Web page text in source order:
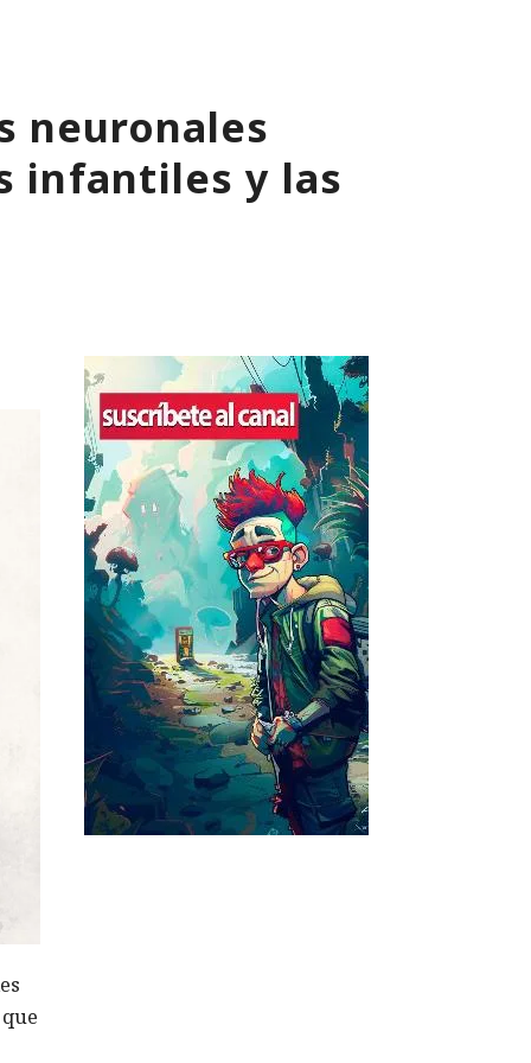
neuronales
infantiles y las